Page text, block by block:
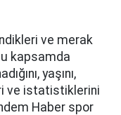
ve merak
kapsamda
yaşını,
ve istatistiklerini
Haber spor